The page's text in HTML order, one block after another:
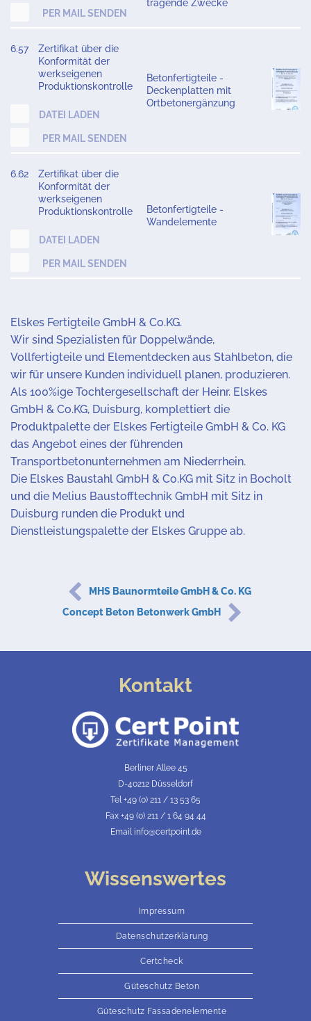
PER MAIL SENDEN
tragende Zwecke
6.57
Zertifikat über die
Konformität der
werkseigenen
Produktionskontrolle
DATEI LADEN
PER MAIL SENDEN
Betonfertigteile -
Deckenplatten mit
Ortbetonergänzung
6.62
Zertifikat über die
Konformität der
werkseigenen
Produktionskontrolle
DATEI LADEN
PER MAIL SENDEN
Betonfertigteile -
Wandelemente
Elskes Fertigteile GmbH & Co.KG.
Wir sind Spezialisten für Doppelwände,
Vollfertigteile und Elementdecken aus Stahlbeton, die
wir für unsere Kunden individuell planen, produzieren.
Als 100%ige Tochtergesellschaft der Heinr. Elskes
GmbH & Co.KG, Duisburg, komplettiert die
Produktpalette der Elskes Fertigteile GmbH & Co. KG
das Angebot eines der führenden
Transportbetonunternehmen am Niederrhein.
Die Elskes Baustahl GmbH & Co.KG mit Sitz in Bocholt
und die Melius Baustofftechnik GmbH mit Sitz in
Duisburg runden die Produkt und
Dienstleistungspalette der Elskes Gruppe ab.
MHS Baunormteile GmbH & Co. KG
Concept Beton Betonwerk GmbH
Kontakt
Berliner Allee 45
D-40212 Düsseldorf
Tel +49 (0) 211 / 13 53 65
Fax +49 (0) 211 / 1 64 94 44
Email info@certpoint.de
Wissenswertes
Impressum
Datenschutzerklärung
Certcheck
Güteschutz Beton
Güteschutz Fassadenelemente